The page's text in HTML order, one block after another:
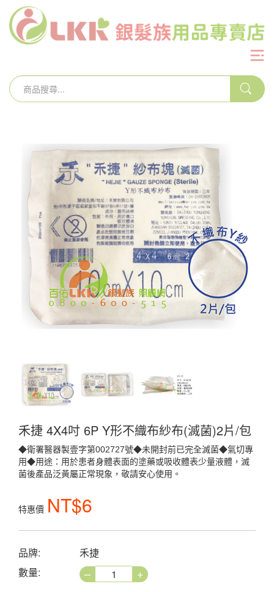
禾捷 4X4吋 6P Y形不織布紗布(滅菌)2片/包
◆衛署醫器製壹字第002727號◆未開封前已完全滅菌◆氣切專
用◆用途：用於患者身體表面的塗藥或吸收體表少量液體，滅
菌後產品泛黃屬正常現象，敬請安心使用。
特惠價 NT$6
品牌:
禾捷
數量:
– +